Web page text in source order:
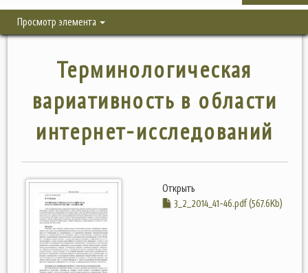
Просмотр элемента
Терминологическая
вариативность в области
интернет-исследований
Открыть
3_2_2014_41-46.pdf (567.6Kb)